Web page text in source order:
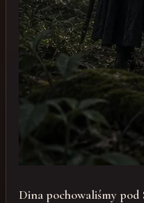
Dina pochowaliśmy pod